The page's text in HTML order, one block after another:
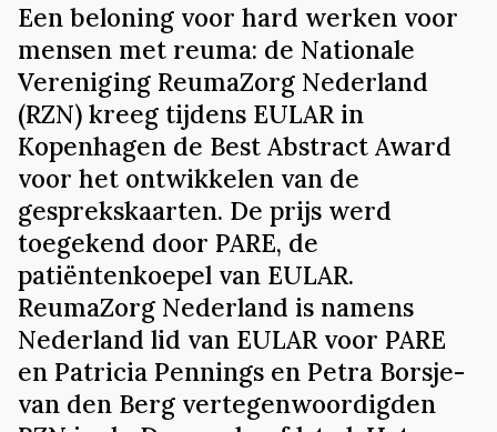
Een beloning voor hard werken voor
mensen met reuma: de Nationale
Vereniging ReumaZorg Nederland
(RZN) kreeg tijdens EULAR in
Kopenhagen de Best Abstract Award
voor het ontwikkelen van de
gesprekskaarten. De prijs werd
toegekend door PARE, de
patiëntenkoepel van EULAR.
ReumaZorg Nederland is namens
Nederland lid van EULAR voor PARE
en Patricia Pennings en Petra Borsje-
van den Berg vertegenwoordigden